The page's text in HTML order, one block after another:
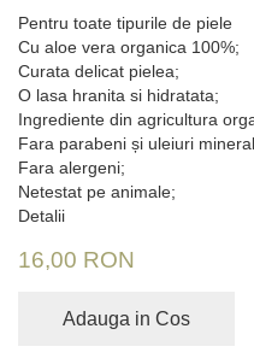
Pentru toate tipurile de piele
Cu aloe vera organica 100%;
Curata delicat pielea;
O lasa hranita si hidratata;
Ingrediente din agricultura
Fara parabeni și uleiuri
Fara alergeni;
Netestat pe animale;
Detalii
16,00 RON
Adauga in Cos